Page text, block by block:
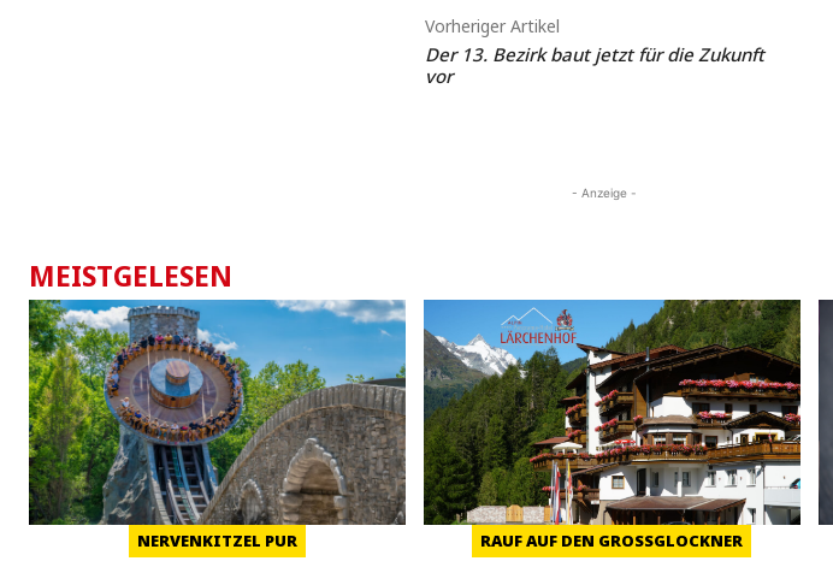
Vorheriger Artikel
Der 13. Bezirk baut jetzt für die Zukunft
vor
- Anzeige -
MEISTGELESEN
NERVENKITZEL PUR RAUF AUF DEN GROSSGLOCKNER